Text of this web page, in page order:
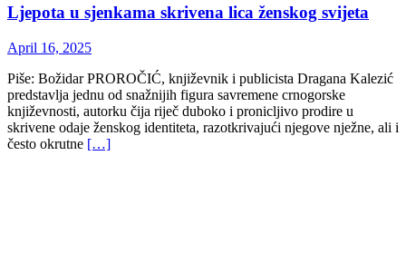
Ljepota u sjenkama skrivena lica ženskog svijeta
April 16, 2025
Piše: Božidar PROROČIĆ, književnik i publicista Dragana Kalezić
predstavlja jednu od snažnijih figura savremene crnogorske
književnosti, autorku čija riječ duboko i pronicljivo prodire u
skrivene odaje ženskog identiteta, razotkrivajući njegove nježne, ali i
često okrutne […]